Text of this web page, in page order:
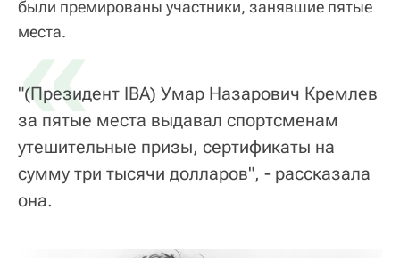
были премированы участники, занявшие пятые
места.
«
"(Президент IBA) Умар Назарович Кремлев
за пятые места выдавал спортсменам
утешительные призы, сертификаты на
сумму три тысячи долларов", - рассказала
она.